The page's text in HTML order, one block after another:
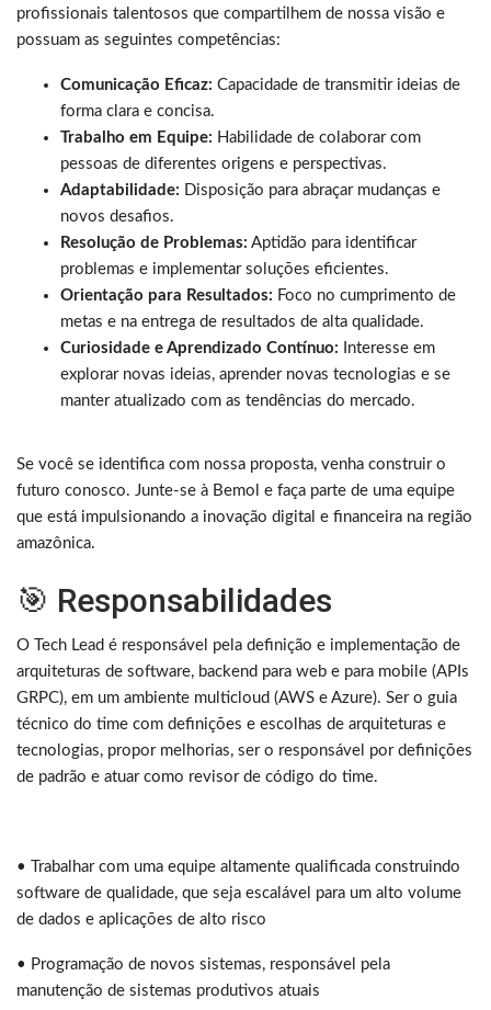
profissionais talentosos que compartilhem de nossa visão e
possuam as seguintes competências:
Comunicação Eficaz: Capacidade de transmitir ideias de
forma clara e concisa.
Trabalho em Equipe: Habilidade de colaborar com
pessoas de diferentes origens e perspectivas.
Adaptabilidade: Disposição para abraçar mudanças e
novos desafios.
Resolução de Problemas: Aptidão para identificar
problemas e implementar soluções eficientes.
Orientação para Resultados: Foco no cumprimento de
metas e na entrega de resultados de alta qualidade.
Curiosidade e Aprendizado Contínuo: Interesse em
explorar novas ideias, aprender novas tecnologias e se
manter atualizado com as tendências do mercado.
Se você se identifica com nossa proposta, venha construir o
futuro conosco. Junte-se à Bemol e faça parte de uma equipe
que está impulsionando a inovação digital e financeira na região
amazônica.
🎯 Responsabilidades
O Tech Lead é responsável pela definição e implementação de
arquiteturas de software, backend para web e para mobile (APIs
GRPC), em um ambiente multicloud (AWS e Azure). Ser o guia
técnico do time com definições e escolhas de arquiteturas e
tecnologias, propor melhorias, ser o responsável por definições
de padrão e atuar como revisor de código do time.
• Trabalhar com uma equipe altamente qualificada construindo
software de qualidade, que seja escalável para um alto volume
de dados e aplicações de alto risco
• Programação de novos sistemas, responsável pela
manutenção de sistemas produtivos atuais